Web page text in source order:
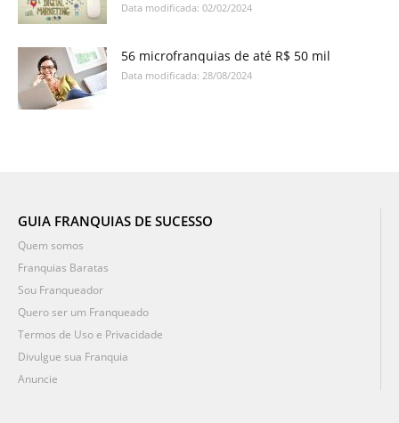
Data modificada: 02/02/2024
56 microfranquias de até R$ 50 mil
Data modificada: 28/08/2024
GUIA FRANQUIAS DE SUCESSO
Quem somos
Franquias Baratas
Sou Franqueador
Quero ser um Franqueado
Termos de Uso e Privacidade
Divulgue sua Franquia
Anuncie